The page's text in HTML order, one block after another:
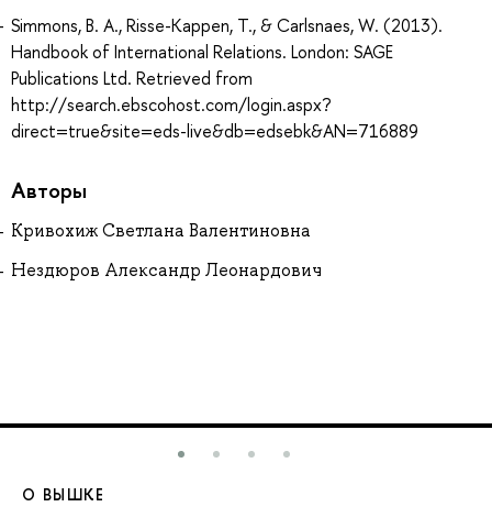
Simmons, B. A., Risse-Kappen, T., & Carlsnaes, W. (2013).
Handbook of International Relations. London: SAGE
Publications Ltd. Retrieved from
http://search.ebscohost.com/login.aspx?
direct=true&site=eds-live&db=edsebk&AN=716889
Авторы
Кривохиж Светлана Валентиновна
Нездюров Александр Леонардович
О ВЫШКЕ